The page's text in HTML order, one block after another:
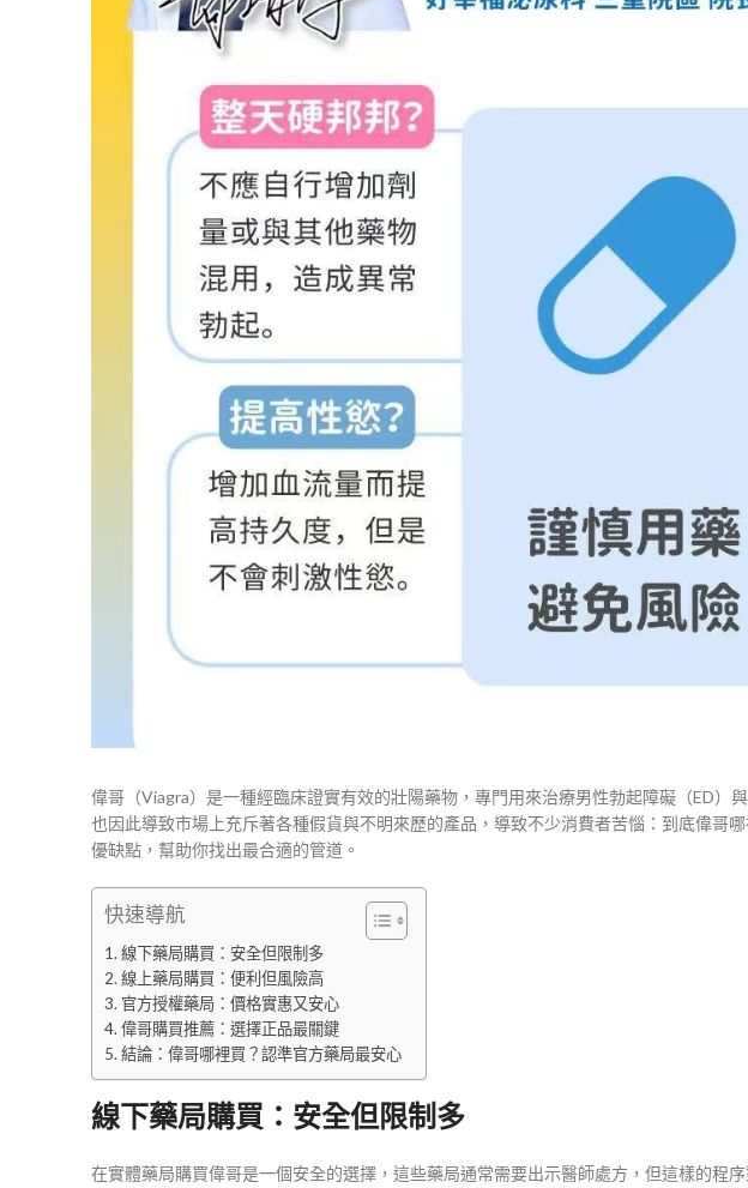
偉哥（Viagra）是一種經臨床證實有效的壯陽藥物，專門用來治療男性勃起障礙（ED）
也因此導致市場上充斥著各種假貨與不明來歷的產品，導致不少消費者苦惱：到底偉哥
優缺點，幫助你找出最合適的管道。
快速導航
線下藥局購買：安全但限制多
線上藥局購買：便利但風險高
官方授權藥局：價格實惠又安心
偉哥購買推薦：選擇正品最關鍵
結論：偉哥哪裡買？認準官方藥局最安心
線下藥局購買：安全但限制多
在實體藥局購買偉哥是一個安全的選擇，這些藥局通常需要出示醫師處方，但這樣的程